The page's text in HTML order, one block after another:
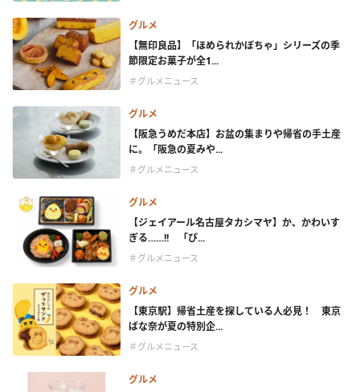
グルメ
【無印良品】「ほめられかぼちゃ」シリーズの季
節限定お菓子が全1...
＃グルメニュース
グルメ
【阪急うめだ本店】お盆の集まりや帰省の手土産
に。「阪急の夏みや...
＃グルメニュース
グルメ
【ジェイアール名古屋タカシマヤ】か、かわいす
ぎる……!! 「ぴ...
＃グルメニュース
グルメ
【東京駅】帰省土産を探している人必見！ 東京
ばな奈が夏の特別企...
＃グルメニュース
グルメ